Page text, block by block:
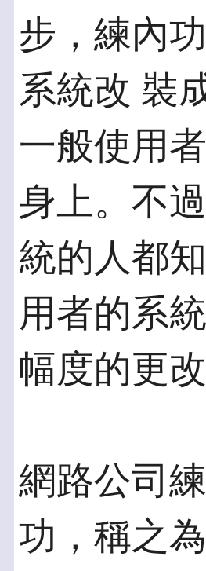
步，練內
系統改 裝
一般使用
身上。不
統的人都
用者的系
幅度的更
網路公司
功，稱之